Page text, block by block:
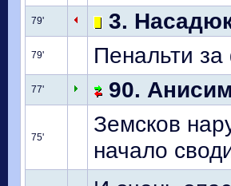
79' 3.
79' Пенальти
77' 90.
75'
Земсков
начало